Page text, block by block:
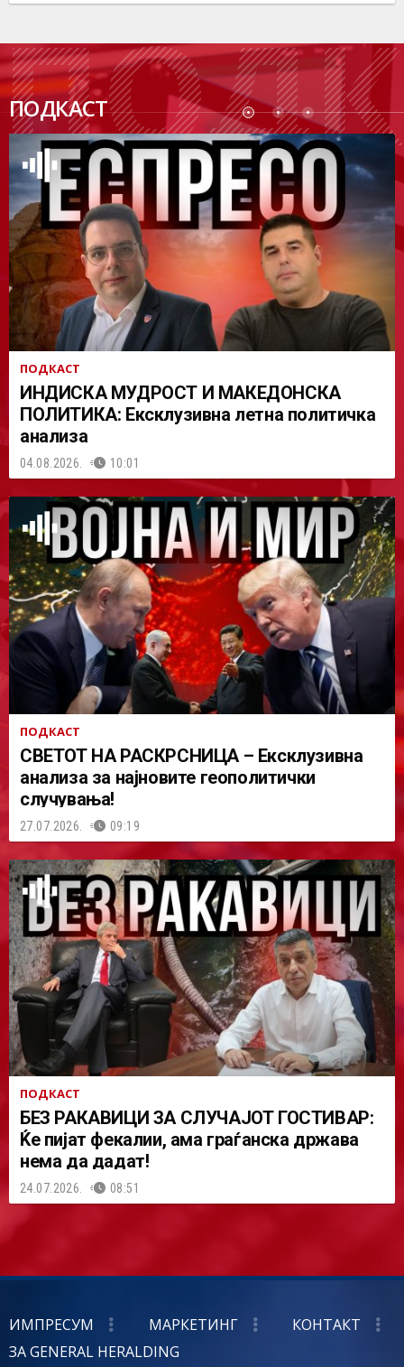
ПОДКАСТ
ПОДК
АСТ
ПОДКАСТ
ИНДИСКА МУДРОСТ И МАКЕДОНСКА
ПОЛИТИКА: Ексклузивна летна политичка
анализа
04.08.2026. 10:01
ПОДКАСТ
СВЕТОТ НА РАСКРСНИЦА – Ексклузивна
анализа за најновите геополитички
случувања!
27.07.2026. 09:19
ПОДКАСТ
БЕЗ РАКАВИЦИ ЗА СЛУЧАЈОТ ГОСТИВАР:
Ќе пијат фекалии, ама граѓанска држава
нема да дадат!
24.07.2026. 08:51
ИМПРЕСУМ МАРКЕТИНГ
КОНТАКТ
ЗА GENERAL HERALDING